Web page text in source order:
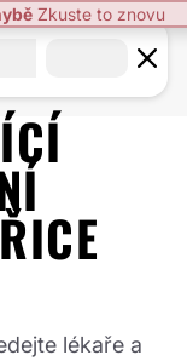
Zkuste to znovu
lékaře a